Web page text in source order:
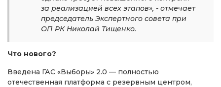
за реализацией всех этапов», - отмечает
председатель Экспертного совета при
ОП РК Николай Тищенко.
Что нового?
Введена ГАС «Выборы» 2.0 — полностью
отечественная платформа с резервным центром,